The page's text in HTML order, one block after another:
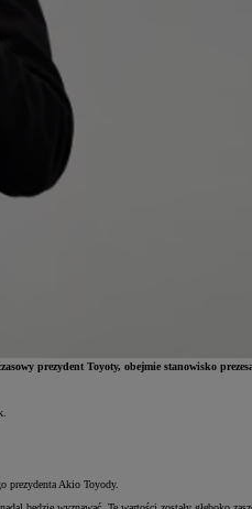
prezydent Toyoty, obejmie stanowisko
prezydenta Akio Toyody.